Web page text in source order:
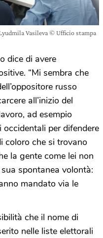
Vasileva © Ufficio stampa
dice di avere
“Mi sembra che
russo
all’inizio del
ad esempio
per difendere
coloro che si trovano
la gente come lei non
spontanea volontà:
mandato via le
che il nome di
nelle liste elettorali